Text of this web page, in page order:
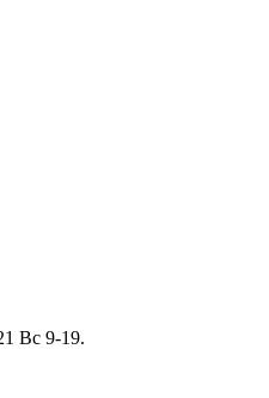
Вс 9-19.